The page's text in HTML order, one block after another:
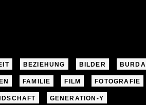
BEZIEHUNG BILDER BURDA
FAMILIE FILM FOTOGRAFIE
GENERATION-Y